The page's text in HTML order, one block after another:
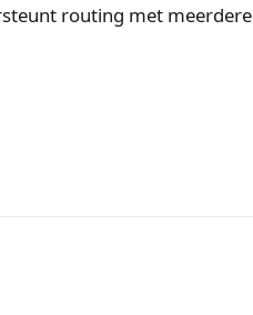
routing met meerdere